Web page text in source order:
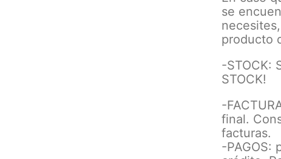
se
producto
-STOCK:
STOCK!
-
final.
facturas.
-PAGOS: